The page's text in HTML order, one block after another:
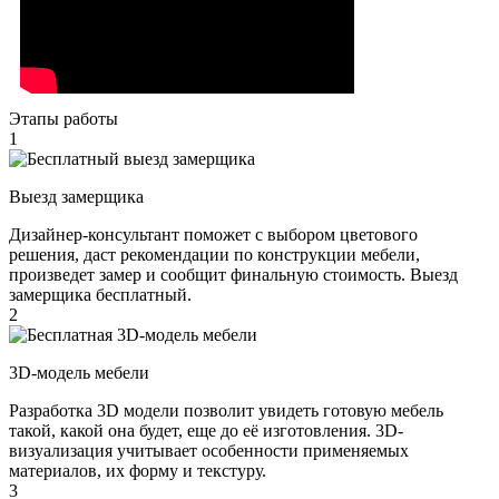
Этапы работы
1
Выезд замерщика
Дизайнер-консультант поможет с выбором цветового
решения, даст рекомендации по конструкции мебели,
произведет замер и сообщит финальную стоимость. Выезд
замерщика бесплатный.
2
3D-модель мебели
Разработка 3D модели позволит увидеть готовую мебель
такой, какой она будет, еще до её изготовления. 3D-
визуализация учитывает особенности применяемых
материалов, их форму и текстуру.
3